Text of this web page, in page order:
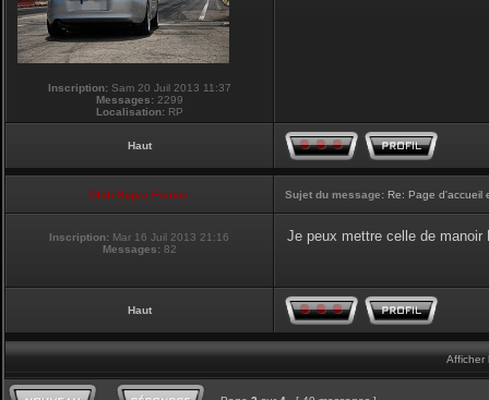
Inscription: Sam 20 Juil 2013 11:37
Messages: 2299
Localisation: RP
Haut
Club Supra France Sujet du message: Re: Page d'accueil
Inscription: Mar 16 Juil 2013 21:16
Messages: 82
Je peux mettre celle de
Haut
Afficher